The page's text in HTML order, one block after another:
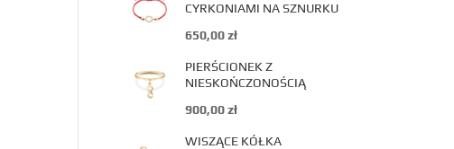
CYRKONIAMI NA SZNURKU
650,00zł
PIERŚCIONEK Z
NIESKOŃCZONOŚCIĄ
900,00zł
WISZĄCE KÓŁKA